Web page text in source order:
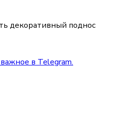
декоративный поднос
в Telegram.